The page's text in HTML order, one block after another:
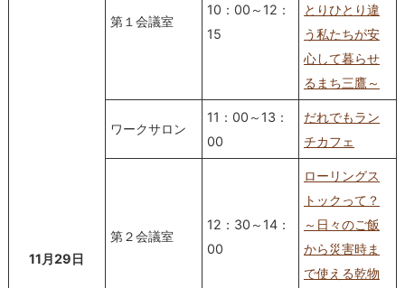
11月29日
第１会議室
10：00～12：
15
とりひとり違
う私たちが安
心して暮らせ
るまち三鷹～
ワークサロン
11：00～13：
00
だれでもラン
チカフェ
第２会議室
12：30～14：
00
ローリングス
トックって？
～日々のご飯
から災害時ま
で使える乾物